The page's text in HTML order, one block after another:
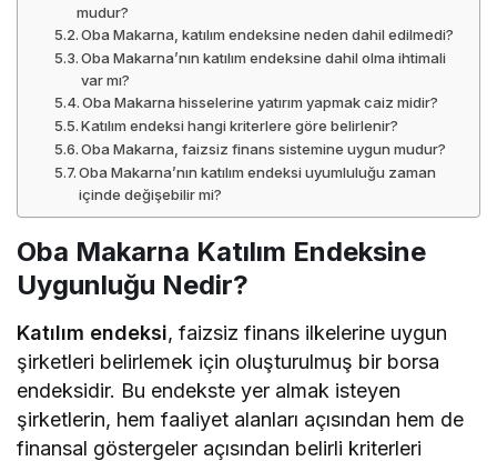
mudur?
Oba Makarna, katılım endeksine neden dahil edilmedi?
Oba Makarna’nın katılım endeksine dahil olma ihtimali
var mı?
Oba Makarna hisselerine yatırım yapmak caiz midir?
Katılım endeksi hangi kriterlere göre belirlenir?
Oba Makarna, faizsiz finans sistemine uygun mudur?
Oba Makarna’nın katılım endeksi uyumluluğu zaman
içinde değişebilir mi?
Oba Makarna Katılım Endeksine
Uygunluğu Nedir?
Katılım endeksi, faizsiz finans ilkelerine uygun
şirketleri belirlemek için oluşturulmuş bir borsa
endeksidir. Bu endekste yer almak isteyen
şirketlerin, hem faaliyet alanları açısından hem de
finansal göstergeler açısından belirli kriterleri